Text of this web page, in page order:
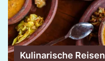
Kulinarische Reisen